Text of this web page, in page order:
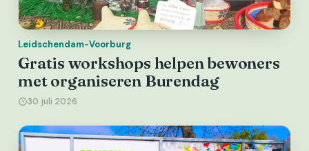
Leidschendam-Voorburg
Gratis workshops helpen bewoners
met organiseren Burendag
30 juli 2026